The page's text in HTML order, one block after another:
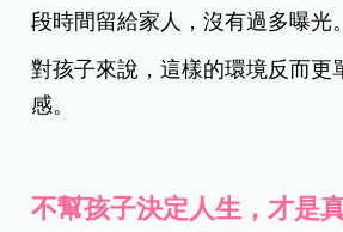
段時間留給家人，沒有過多曝光。
對孩子來說，這樣的環境反而更
感。
不幫孩子決定人生，才是